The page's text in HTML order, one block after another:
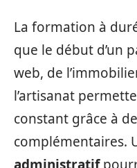
La formation à
que le début d’un
web, de
l’artisanat
constant grâce à
complémentaires.